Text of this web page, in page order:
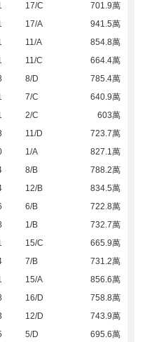
17/C
701.9萬
17/A
941.5萬
11/A
854.8萬
11/C
664.4萬
8/D
785.4萬
7/C
640.9萬
2/C
603萬
11/D
723.7萬
1/A
827.1萬
8/B
788.2萬
12/B
834.5萬
6/B
722.8萬
1/B
732.7萬
15/C
665.9萬
7/B
731.2萬
15/A
856.6萬
16/D
758.8萬
12/D
743.9萬
5/D 695.6萬